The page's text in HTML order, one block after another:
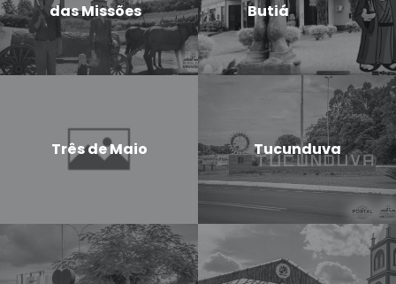
das Missões
Butiá
Três de Maio Tucunduva